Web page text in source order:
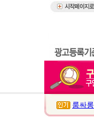
룸싸롱